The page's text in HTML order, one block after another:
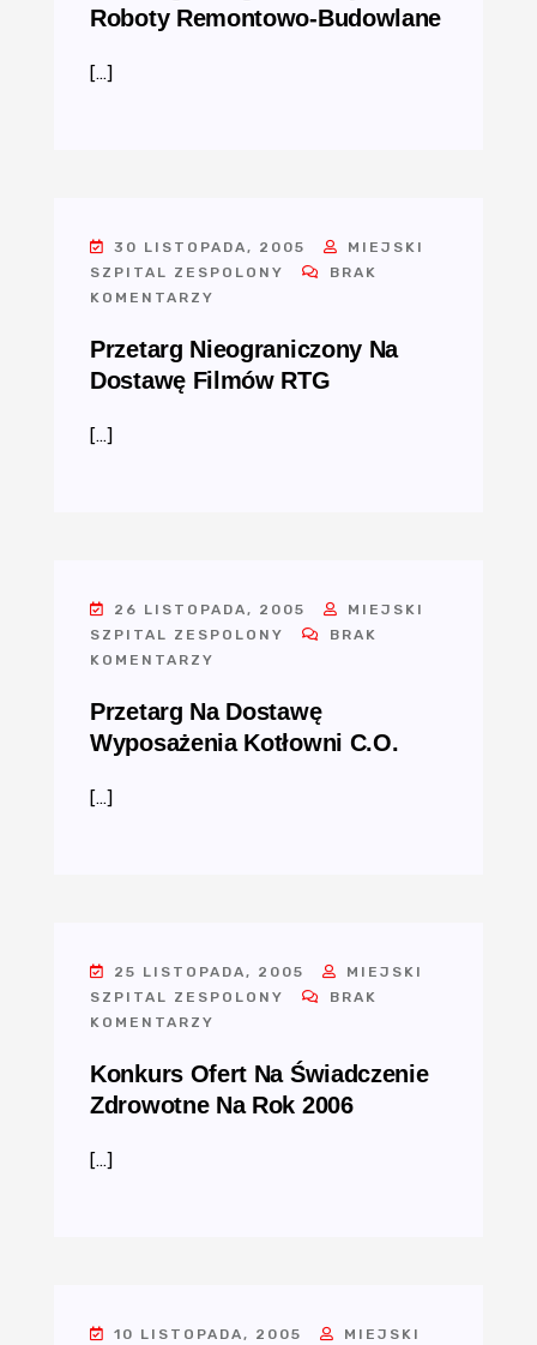
Roboty Remontowo-Budowlane
[…]
30 LISTOPADA, 2005
MIEJSKI
SZPITAL ZESPOLONY
BRAK
KOMENTARZY
Przetarg Nieograniczony Na
Dostawę Filmów RTG
[…]
26 LISTOPADA, 2005
MIEJSKI
SZPITAL ZESPOLONY
BRAK
KOMENTARZY
Przetarg Na Dostawę
Wyposażenia Kotłowni C.O.
[…]
25 LISTOPADA, 2005
MIEJSKI
SZPITAL ZESPOLONY
BRAK
KOMENTARZY
Konkurs Ofert Na Świadczenie
Zdrowotne Na Rok 2006
[…]
10 LISTOPADA, 2005 MIEJSKI